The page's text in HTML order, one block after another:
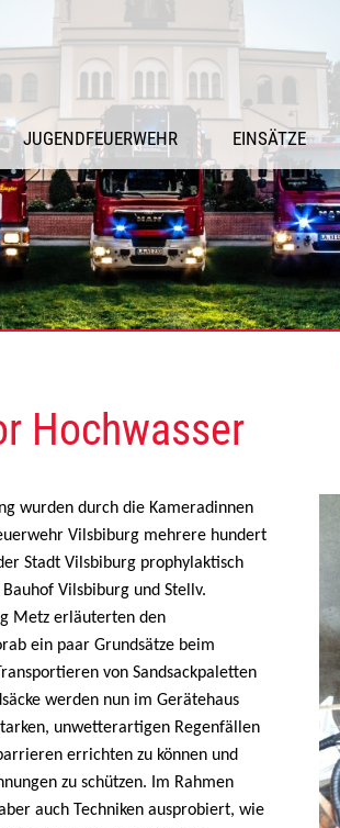
JUGENDFEUERWEHR EINSÄTZE
Hochwasser
wurden durch die Kameradinnen
Vilsbiburg mehrere hundert
Stadt Vilsbiburg prophylaktisch
Vilsbiburg und Stellv.
Metz erläuterten den
ein paar Grundsätze beim
von Sandsackpaletten
werden nun im Gerätehaus
unwetterartigen Regenfällen
errichten zu können und
zu schützen. Im Rahmen
auch Techniken ausprobiert, wie